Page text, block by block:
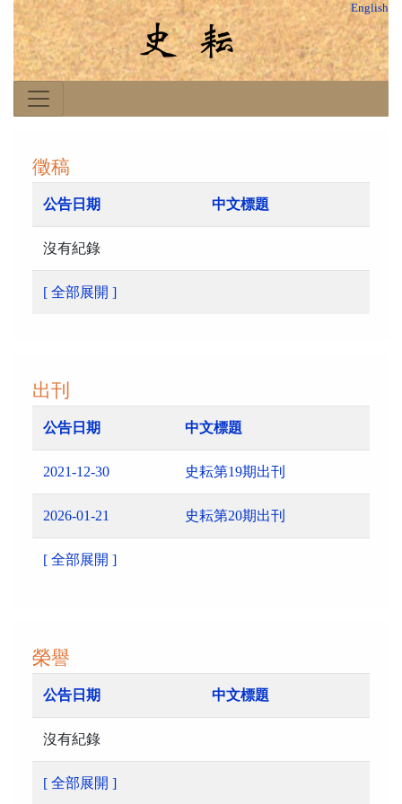
English
徵稿
公告日期 中文標題
沒有紀錄
[ 全部展開 ]
出刊
公告日期 中文標題
2021-12-30 史耘第19期出刊
2026-01-21 史耘第20期出刊
[ 全部展開 ]
榮譽
公告日期 中文標題
沒有紀錄
[ 全部展開 ]